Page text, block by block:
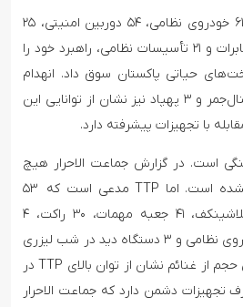
در مقابل، TTP با تخریب ۶۱ خودروی نظامی، ۵۴ دوربین امنیتی، ۲۵
سیستم آبرسانی، برق و مخابرات و ۲۱ تأسیسات نظامی، راهبرد خود را
حیاتی پاکستان سوق داد. انهدام
یک تانک، یک دستگاه سیگنال‌جمر و ۳ پهپاد نیز نشان از توانایی این
با تجهیزات پیشرفته دارد.
است. در گزارش جماعت الاحرار هیچ
اشاره‌ای به غنیمت‌گیری نشده است. اما TTP مدعی است که ۵۳
قبضه سلاح، ۱۱۶ خشاب کلاشینکف، ۴۱ جعبه مهمات، ۳۰ راکت، ۴
راکت‌انداز، یک تیربار، ۳ خودروی نظامی و ۳ دستگاه دید در شب لیزری
را به غنیمت برده‌است. این حجم از غنائم نشان از توان بالای TTP در
تجهیزات دشمن دارد که جماعت الاحرار